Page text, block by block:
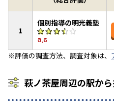
1
個別指導の明光義塾
3.6
※評価の調査方法、調査対象は、
萩ノ茶屋周辺の駅か